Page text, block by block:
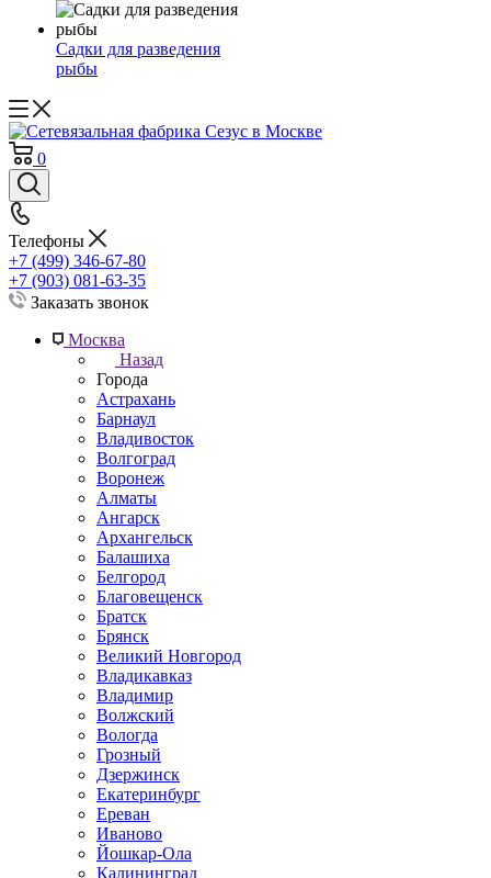
Садки для разведения
рыбы
0
Телефоны
+7 (499) 346-67-80
+7 (903) 081-63-35
Заказать звонок
Москва
Назад
Города
Астрахань
Барнаул
Владивосток
Волгоград
Воронеж
Алматы
Ангарск
Архангельск
Балашиха
Белгород
Благовещенск
Братск
Брянск
Великий Новгород
Владикавказ
Владимир
Волжский
Вологда
Грозный
Дзержинск
Екатеринбург
Ереван
Иваново
Йошкар-Ола
Калининград